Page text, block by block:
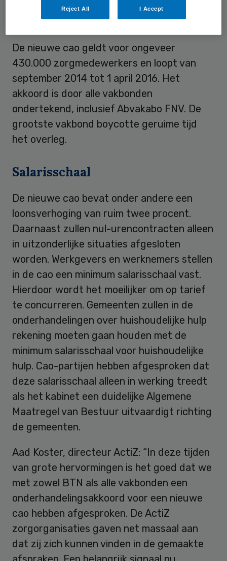
nieuwe CAO is voor de grootste branche in
Nederland.
De nieuwe cao geldt voor ongeveer
430.000 zorgmedewerkers en loopt van
september 2014 tot 1 april 2016. Het
akkoord is door alle vakbonden
ondertekend, inclusief Abvakabo FNV. De
grootste vakbond boycotte geruime tijd
het overleg.
Salarisschaal
De nieuwe cao bevat onder andere een
loonsverhoging van ruim twee procent.
Daarnaast zullen nul-urencontracten alleen
in uitzonderlijke situaties afgesloten
worden. Werkgevers en werknemers stellen
in de cao een minimum salarisschaal vast.
Hierdoor wordt het moeilijker om op tarief
te concurreren. Gemeenten zullen in de
onderhandelingen over huishoudelijke hulp
rekening moeten gaan houden met de
minimum salarisschaal voor huishoudelijke
hulp. Cao-partijen hebben afgesproken dat
deze salarisschaal alleen in werking treedt
als het kabinet een duidelijke Algemene
Maatregel van Bestuur uitvaardigt richting
de gemeenten.
Aad Koster, directeur ActiZ: “In deze tijden
van grote hervormingen is het goed dat we
met zowel BTN als alle vakbonden een
onderhandelingsakkoord voor een nieuwe
cao hebben afgesproken. De ActiZ
zorgorganisaties gaven net massaal aan
dat zij zich kunnen vinden in de gemaakte
Reject All I Accept